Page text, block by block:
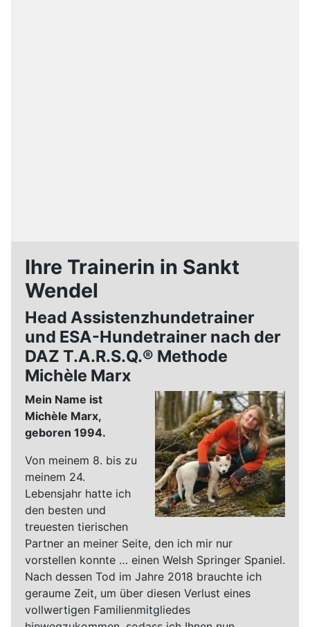
Ihre Trainerin in Sankt
Wendel
Head Assistenzhundetrainer
und ESA-Hundetrainer nach der
DAZ T.A.R.S.Q.® Methode
Michèle Marx
Mein Name ist
Michèle Marx,
geboren 1994.
Von meinem 8. bis zu
meinem 24.
Lebensjahr hatte ich
den besten und
treuesten tierischen
Partner an meiner Seite, den ich mir nur
vorstellen konnte … einen Welsh Springer Spaniel.
Nach dessen Tod im Jahre 2018 brauchte ich
geraume Zeit, um über diesen Verlust eines
vollwertigen Familienmitgliedes